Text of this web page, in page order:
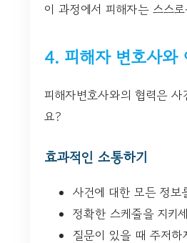
이 과정에서 피해자는 스스
4. 피해자 변호사와
피해자변호사와의 협력은
요?
효과적인 소통하기
사건에 대한 모든 정보
정확한 스케줄을 지키
질문이 있을 때 주저하